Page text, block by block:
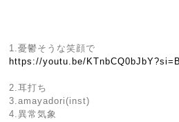
1.憂鬱そうな笑顔で
https://youtu.be/
2.耳打ち
3.amayadori(inst)
4.異常気象